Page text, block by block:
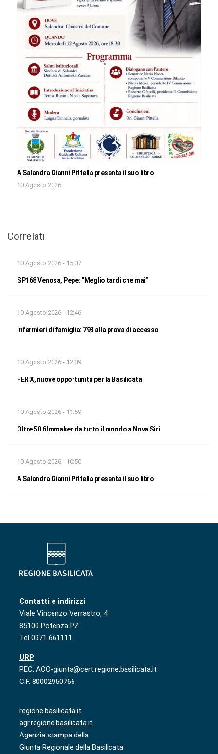
A Salandra Gianni Pittella presenta il suo libro
10 Agosto 2026
Correlati
10 Agosto 2026 - 15:07
SP168 Venosa, Pepe: “Meglio tardi che mai”
10 Agosto 2026 - 12:46
Infermieri di famiglia: 793 alla prova di accesso
10 Agosto 2026 - 12:09
FER X, nuove opportunità per la Basilicata
10 Agosto 2026 - 11:59
Oltre 50 filmmaker da tutto il mondo a Nova Siri
10 Agosto 2026 - 10:50
A Salandra Gianni Pittella presenta il suo libro
Contatti e indirizzi
Viale Vincenzo Verrastro, 4
85100 Potenza PZ
Tel 0971 661111
URP
PEC: AOO-giunta@cert.regione.basilicata.it
C.F. 80002950766
regione.basilicata.it
agr.regione.basilicata.it
Agenzia stampa della
Giunta Regionale della Basilicata